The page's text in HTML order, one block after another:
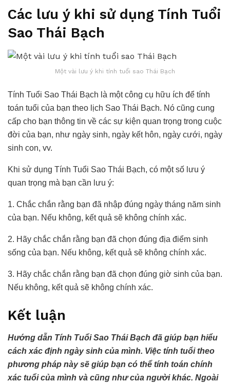
Các lưu ý khi sử dụng Tính Tuổi
Sao Thái Bạch
Một vài lưu ý khi tính tuổi sao Thái Bạch
Tính Tuổi Sao Thái Bạch là một công cụ hữu ích để tính
toán tuổi của bạn theo lịch Sao Thái Bạch. Nó cũng cung
cấp cho bạn thông tin về các sự kiện quan trọng trong cuộc
đời của bạn, như ngày sinh, ngày kết hôn, ngày cưới, ngày
sinh con, vv.
Khi sử dụng Tính Tuổi Sao Thái Bạch, có một số lưu ý
quan trọng mà bạn cần lưu ý:
1. Chắc chắn rằng bạn đã nhập đúng ngày tháng năm sinh
của bạn. Nếu không, kết quả sẽ không chính xác.
2. Hãy chắc chắn rằng bạn đã chọn đúng địa điểm sinh
sống của bạn. Nếu không, kết quả sẽ không chính xác.
3. Hãy chắc chắn rằng bạn đã chọn đúng giờ sinh của bạn.
Nếu không, kết quả sẽ không chính xác.
Kết luận
Hướng dẫn Tính Tuổi Sao Thái Bạch đã giúp bạn hiểu
cách xác định ngày sinh của mình. Việc tính tuổi theo
phương pháp này sẽ giúp bạn có thể tính toán chính
xác tuổi của mình và cũng như của người khác. Ngoài